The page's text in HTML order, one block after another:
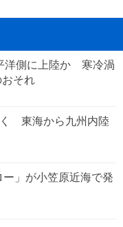
洋側に上陸か 寒冷渦
それ
東海から九州内陸
ー」が小笠原近海で発